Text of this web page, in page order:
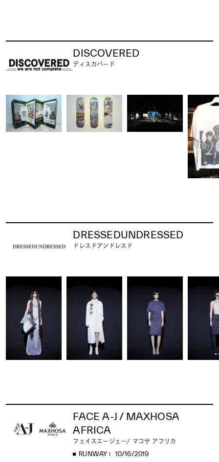
DISCOVERED
ディスカバード
DRESSEDUNDRESSED
ドレスドアンドレスド
FACE A-J / MAXHOSA
AFRICA
フェイスエージェー/ マコサ アフリカ
RUNWAY 10/16/2019